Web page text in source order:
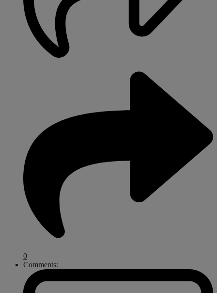
0
Comments: